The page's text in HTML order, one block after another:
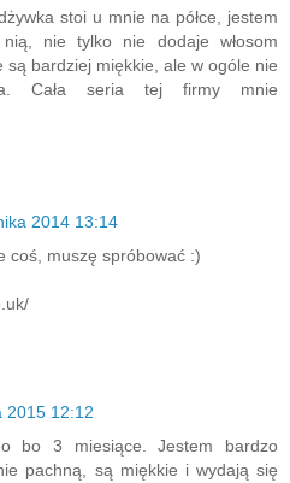
stoi u mnie na półce, jestem
nie tylko nie dodaje włosom
są bardziej miękkie, ale w ogóle nie
Cała seria tej firmy mnie
2014 13:14
coś, muszę spróbować :)
2015 12:12
bo 3 miesiące. Jestem bardzo
pachną, są miękkie i wydają się